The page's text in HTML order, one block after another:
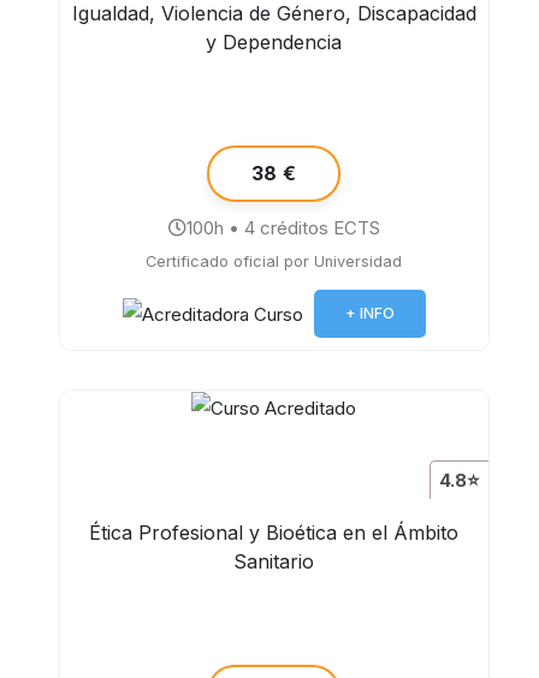
Igualdad, Violencia de Género, Discapacidad
y Dependencia
38 €
100h • 4 créditos ECTS
Certificado oficial por Universidad
+ INFO
4.8⭐
Ética Profesional y Bioética en el Ámbito
Sanitario